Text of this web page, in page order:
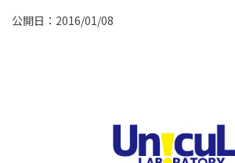
公開日：2016/01/08